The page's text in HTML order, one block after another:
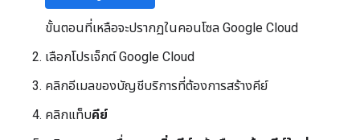
ขั้นตอนที่เหลือจะปรากฏในคอนโซล Google Cloud
เลือกโปรเจ็กต์ Google Cloud
คลิกอีเมลของบัญชีบริการที่ต้องการสร้างคีย์
คลิกแท็บคีย์